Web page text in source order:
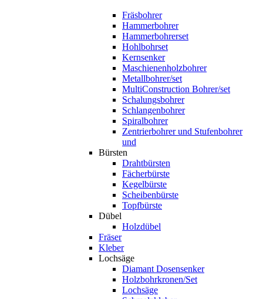
Fräsbohrer
Hammerbohrer
Hammerbohrerset
Hohlbohrset
Kernsenker
Maschienenholzbohrer
Metallbohrer/set
MultiConstruction Bohrer/set
Schalungsbohrer
Schlangenbohrer
Spiralbohrer
Zentrierbohrer und Stufenbohrer
und
Bürsten
Drahtbürsten
Fächerbürste
Kegelbürste
Scheibenbürste
Topfbürste
Dübel
Holzdübel
Fräser
Kleber
Lochsäge
Diamant Dosensenker
Holzbohrkronen/Set
Lochsäge